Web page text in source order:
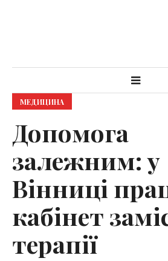
МЕДИЦИНА
Допомога
залежним: у
Вінниці
кабінет
терапії